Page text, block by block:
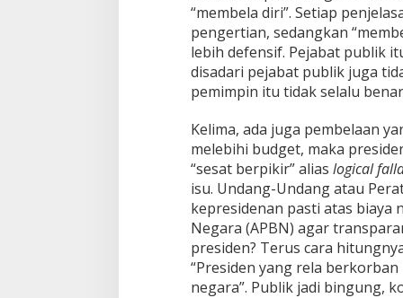
“membela diri”. Setiap
pengertian, sedangkan
lebih defensif. Pejabat publik
disadari pejabat publik juga
pemimpin itu tidak selalu
Kelima, ada juga pembelaan
melebihi budget, maka
“sesat berpikir” alias logical
isu. Undang-Undang atau
kepresidenan pasti atas biaya
Negara (APBN) agar
presiden? Terus cara
“Presiden yang rela
negara”. Publik jadi bingung,